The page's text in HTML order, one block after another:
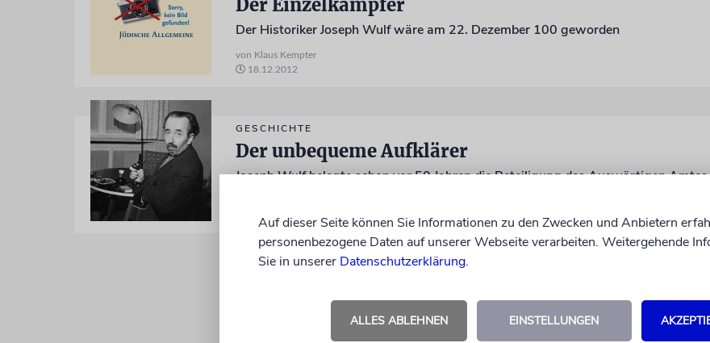
Der Einzelkämpfer
Der Historiker Joseph Wulf wäre am 22. Dezember 100 geworden
von Klaus Kempter
18.12.2012
GESCHICHTE
Der unbequeme Aufklärer
Joseph Wulf belegte schon vor 50 Jahren die Beteiligung des Auswärtigen
Auf dieser Seite können Sie Informationen zu den Zwecken und Anbietern
personenbezogene Daten auf unserer Webseite verarbeiten. Weitergehende
Sie in unserer Datenschutzerklärung.
ALLES ABLEHNEN EINSTELLUNGEN